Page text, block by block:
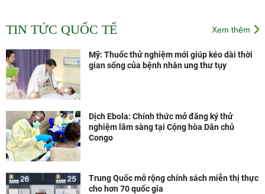
theo công nghệ của Pháp
sẽ được sản xuất tại Nhà
phẩm VNVC từ năm 2028
TIN TỨC QUỐC TẾ Xem thêm
Mỹ: Thuốc thử nghiệm mới giúp kéo dài thời
gian sống của bệnh nhân ung thư tụy
Dịch Ebola: Chính thức mở đăng ký thử
nghiệm lâm sàng tại Cộng hòa Dân chủ
Congo
Trung Quốc mở rộng chính sách miễn thị thực
cho hơn 70 quốc gia